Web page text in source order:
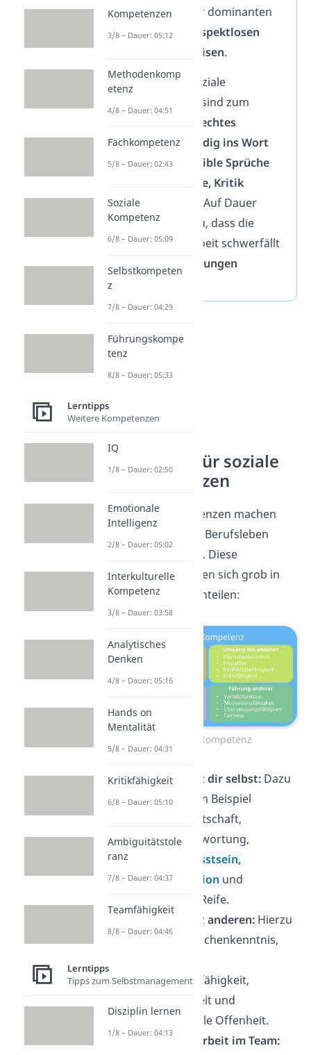
bis hin zu sehr dominanten
oder sogar
respektlosen
Verhaltensweisen.
Typisch für soziale
Inkompetenz sind zum
kein echtes
Zuhören,ständig ins Wort
fallen,unsensible Sprüche
Probleme, Kritik
anzunehmen
. Auf Dauer
führt das dazu, dass die
Zusammenarbeit schwerfällt
und oft
Spannungen
Beispiele für soziale
Kompetenzen
Soziale Kompetenzen machen
das Alltags- und Berufsleben
deutlich leichter. Diese
Fähigkeiten lassen sich grob in
vier Bereiche
einteilen:
Soziale Kompetenz
Umgang mit dir selbst: Dazu
gehören zum Beispiel
Einsatzbereitschaft,
Eigenverantwortung,
Selbstbewusstsein,
Selbstreflexion und
emotionale Reife.
Umgang mit anderen: Hierzu
zählen Menschenkenntnis,
Konfliktlösefähigkeit,
Kritikfähigkeit und
interkulturelle Offenheit.
Zusammenarbeit im Team:
Kompetenzen
3/8 – Dauer: 05:12
Methodenkomp
etenz
4/8 – Dauer: 04:51
Fachkompetenz
5/8 – Dauer: 02:43
Soziale
Kompetenz
6/8 – Dauer: 05:09
Selbstkompeten
z
7/8 – Dauer: 04:29
Führungskompe
tenz
8/8 – Dauer: 05:33
Lerntipps
Weitere Kompetenzen
IQ
1/8 – Dauer: 02:50
Emotionale
Intelligenz
2/8 – Dauer: 05:02
Interkulturelle
Kompetenz
3/8 – Dauer: 03:58
Analytisches
Denken
4/8 – Dauer: 05:16
Hands on
Mentalität
5/8 – Dauer: 04:31
Kritikfähigkeit
6/8 – Dauer: 05:10
Ambiguitätstole
ranz
7/8 – Dauer: 04:37
Teamfähigkeit
8/8 – Dauer: 04:46
Lerntipps
Tipps zum Selbstmanagement
Disziplin lernen
1/8 – Dauer: 04:13